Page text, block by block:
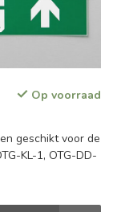
Op voorraad
geschikt voor de
KL-1, OTG-DD-